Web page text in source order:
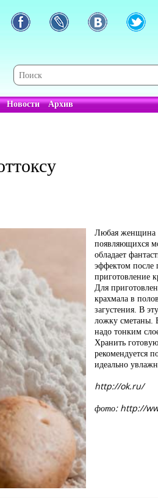
Новости Архив
Любая женщина
появляющихся
обладает
эффектом после
приготовление
Для
крахмала в
загустения. В
ложку сметаны.
надо тонким
Хранить
рекомендуется
идеально
http://ok.ru/
фото: http://